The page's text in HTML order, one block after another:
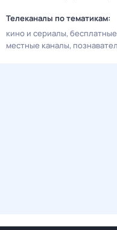
Телеканалы по тематикам:
кино и сериалы
местные каналы